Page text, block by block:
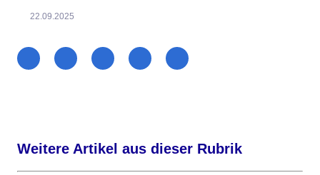
22.09.2025
Weitere Artikel aus dieser Rubrik